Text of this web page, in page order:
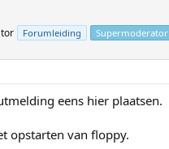
Forumleiding Supermoderator
eens hier plaatsen.
opstarten van floppy.